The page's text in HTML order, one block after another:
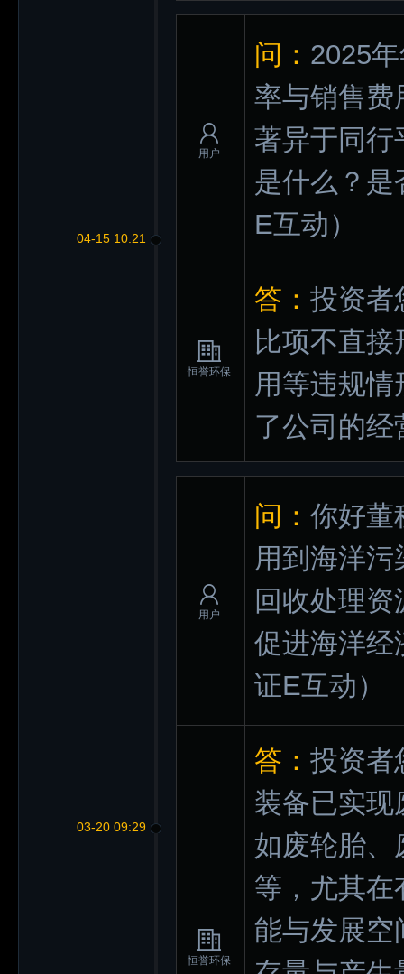
04-15 10:21
用户
问： 2025
率与销售费
著异于同行
是什么？是
E互动）
恒誉环保
答： 投资者
比项不直
用等违规
了公司的
03-20 09:29
用户
问： 你好董
用到海洋
回收处理
促进海洋经
证E互动）
恒誉环保
答： 投资者
装备已实现
如废轮胎、
等，尤其在
能与发展空